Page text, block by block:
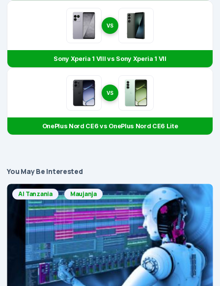
VS
Sony Xperia 1 VIII vs Sony Xperia 1 VII
VS
OnePlus Nord CE6 vs OnePlus Nord CE6 Lite
You May Be Interested
AI Tanzania Maujanja